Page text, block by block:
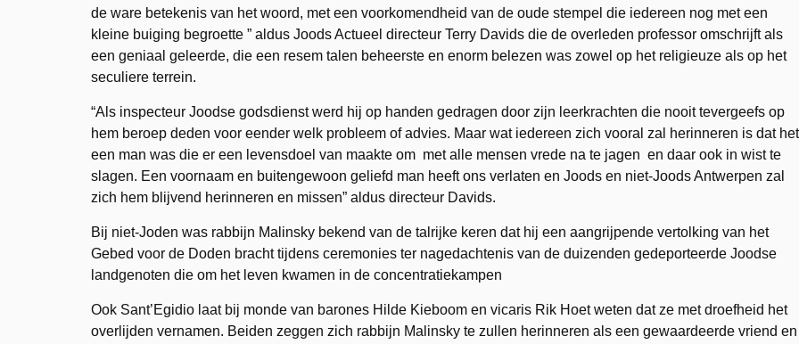
de ware betekenis van het woord, met een voorkomendheid van de oude stempel die iedereen nog met een
kleine buiging begroette ” aldus Joods Actueel directeur Terry Davids die de overleden professor omschrijft als
een geniaal geleerde, die een resem talen beheerste en enorm belezen was zowel op het religieuze als op het
seculiere terrein.
“Als inspecteur Joodse godsdienst werd hij op handen gedragen door zijn leerkrachten die nooit tevergeefs op
hem beroep deden voor eender welk probleem of advies. Maar wat iedereen zich vooral zal herinneren is dat het
een man was die er een levensdoel van maakte om met alle mensen vrede na te jagen en daar ook in wist te
slagen. Een voornaam en buitengewoon geliefd man heeft ons verlaten en Joods en niet-Joods Antwerpen zal
zich hem blijvend herinneren en missen” aldus directeur Davids.
Bij niet-Joden was rabbijn Malinsky bekend van de talrijke keren dat hij een aangrijpende vertolking van het
Gebed voor de Doden bracht tijdens ceremonies ter nagedachtenis van de duizenden gedeporteerde Joodse
landgenoten die om het leven kwamen in de concentratiekampen
Ook Sant’Egidio laat bij monde van barones Hilde Kieboom en vicaris Rik Hoet weten dat ze met droefheid het
overlijden vernamen. Beiden zeggen zich rabbijn Malinsky te zullen herinneren als een gewaardeerde vriend en